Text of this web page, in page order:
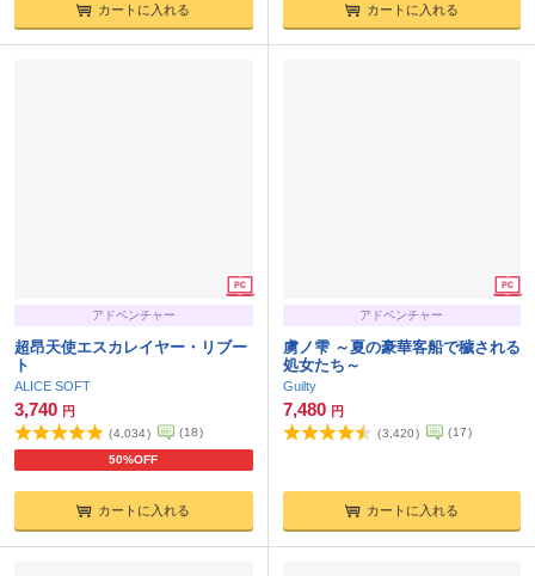
カートに入れる カートに入れる
アドベンチャー
超昂天使エスカレイヤー・リブー
ト
ALICE SOFT
3,740 円
50%OFF
(4,034) (18)
カートに入れる
アドベンチャー
虜ノ雫 ～夏の豪華客船で穢される
処女たち～
Guilty
7,480 円
(3,420) ( 17)
カートに入れる